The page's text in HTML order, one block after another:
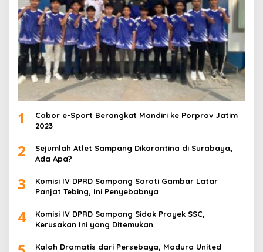
1
Cabor e-Sport Berangkat Mandiri ke Porprov Jatim
2023
2
Sejumlah Atlet Sampang Dikarantina di Surabaya,
Ada Apa?
3
Komisi IV DPRD Sampang Soroti Gambar Latar
Panjat Tebing, Ini Penyebabnya
4
Komisi IV DPRD Sampang Sidak Proyek SSC,
Kerusakan Ini yang Ditemukan
Kalah Dramatis dari Persebaya, Madura United